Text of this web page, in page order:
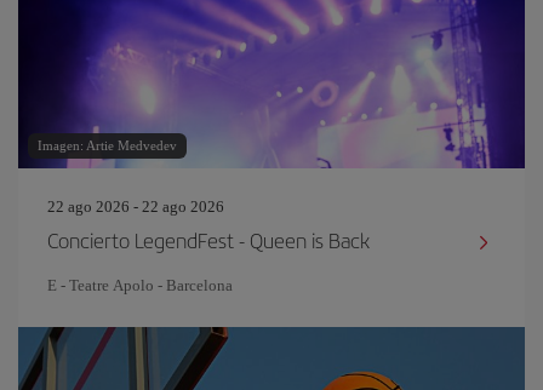
Imagen: Artie Medvedev
22 ago 2026 - 22 ago 2026
Concierto LegendFest - Queen is Back
E - Teatre Apolo - Barcelona